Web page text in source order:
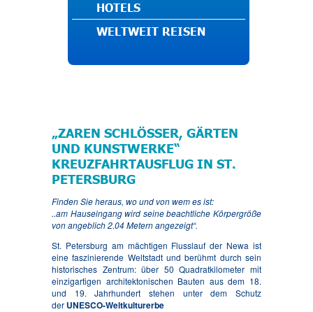
HOTELS
WELTWEIT REISEN
„ZAREN SCHLÖSSER, GÄRTEN
UND KUNSTWERKE“
KREUZFAHRTAUSFLUG IN ST.
PETERSBURG
Finden Sie heraus, wo und von wem es ist:
..am Hauseingang wird seine beachtliche Körpergröße
von angeblich 2.04 Metern angezeigt“.
St. Petersburg am mächtigen Flusslauf der Newa ist
eine faszinierende Weltstadt und berühmt durch sein
historisches Zentrum: über 50 Quadratkilometer mit
einzigartigen architektonischen Bauten aus dem 18.
und 19. Jahrhundert stehen unter dem Schutz
der UNESCO-Weltkulturerbe